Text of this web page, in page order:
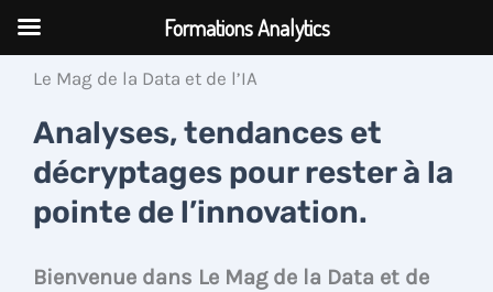
Aller
contenuLe Mag de la Data et de l’IA
Analyses, tendances et
décryptages pour rester à la
pointe de l’innovation.
Bienvenue dans Le Mag de la Data et de
Formations Analytics